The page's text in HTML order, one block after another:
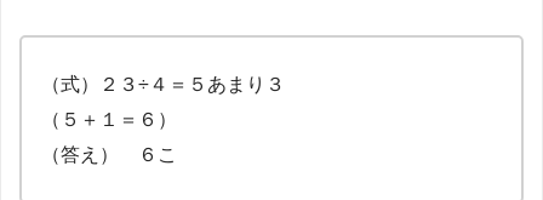
（式）２３÷４＝５あまり３
（５＋１＝６）
（答え） ６こ